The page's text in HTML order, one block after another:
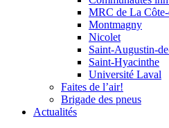
MRC de La
Montmagny
Nicolet
Saint-Augustin-
Saint-Hyacinthe
Université Laval
Faites de l’air!
Brigade des pneus
Actualités